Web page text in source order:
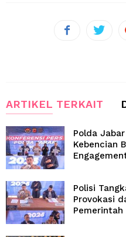
ARTIKEL TERKAIT
Polda
Kebencian
Polisi
Provokasi